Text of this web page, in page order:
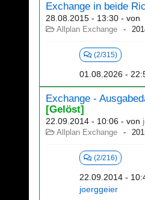
Exchange in beide
28.08.2015 - 13:30 - von
Allplan Exchange
(2/315)
01.08.2026 -
Exchange -
[Gelöst]
22.09.2014 - 10:06 - von
Allplan Exchange
(2/216)
22.09.2014 -
joerggeier